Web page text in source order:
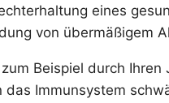
eines
von übermäßigem
Beispiel durch
das Immunsystem